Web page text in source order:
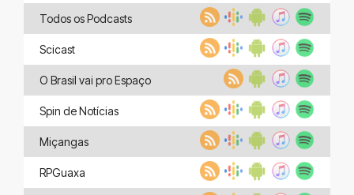
Todos os Podcasts
Scicast
O Brasil vai pro Espaço
Spin de Notícias
Miçangas
RPGuaxa